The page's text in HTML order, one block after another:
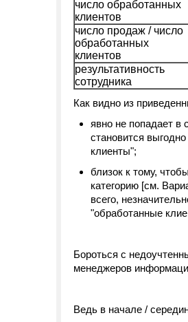
число обработанных
клиентов
число продаж / число
обработанных
клиентов
результативность
сотрудника
Как видно из
явно не попадает
становится
клиенты";
близок к тому,
категорию [см.
всего,
"обработанные
Бороться с
менеджеров
Ведь в начале /